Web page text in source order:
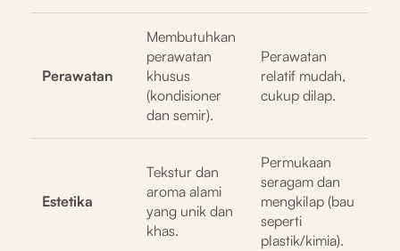
Perawatan
Membutuhkan
perawatan
khusus
(kondisioner
dan semir).
Perawatan
relatif mudah,
cukup dilap.
Estetika
Tekstur dan
aroma alami
yang unik dan
khas.
Permukaan
seragam dan
mengkilap (bau
seperti
plastik/kimia).